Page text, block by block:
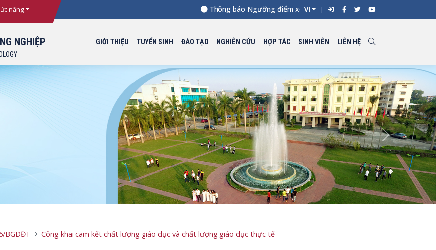
năng Thông báo Ngưỡng điểm xét tuyển đối với từng ngành đào tạo Đại
VI
NGHIỆP GIỚI THIỆU TUYỂN SINH ĐÀO TẠO NGHIÊN CỨU HỢP TÁC SINH VIÊN LIÊN HỆ
Next
BGDĐT Công khai cam kết chất lượng giáo dục và chất lượng giáo dục thực tế